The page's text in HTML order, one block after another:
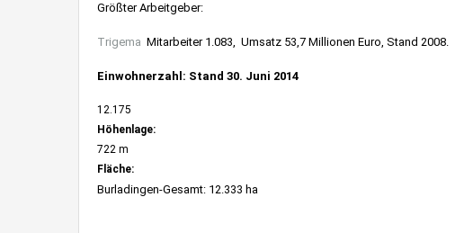
Größter Arbeitgeber:
Trigema Mitarbeiter 1.083, Umsatz 53,7 Millionen Euro, Stand 2008.
Einwohnerzahl: Stand 30. Juni 2014
12.175
Höhenlage:
722 m
Fläche:
Burladingen-Gesamt: 12.333 ha